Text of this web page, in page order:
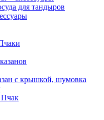
для тандыров
с крышкой, шумовка
Пчак